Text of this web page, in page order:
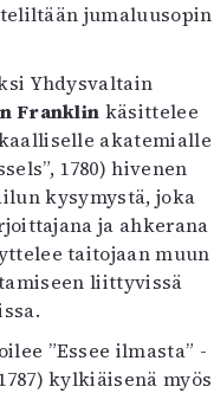
jumaluusopin
Yhdysvaltain
Franklin käsittelee
akatemialle
1780) hivenen
kysymystä, joka
ja ahkerana
taitojaan muun
liittyvissä
”Essee ilmasta” -
kylkiäisenä myös